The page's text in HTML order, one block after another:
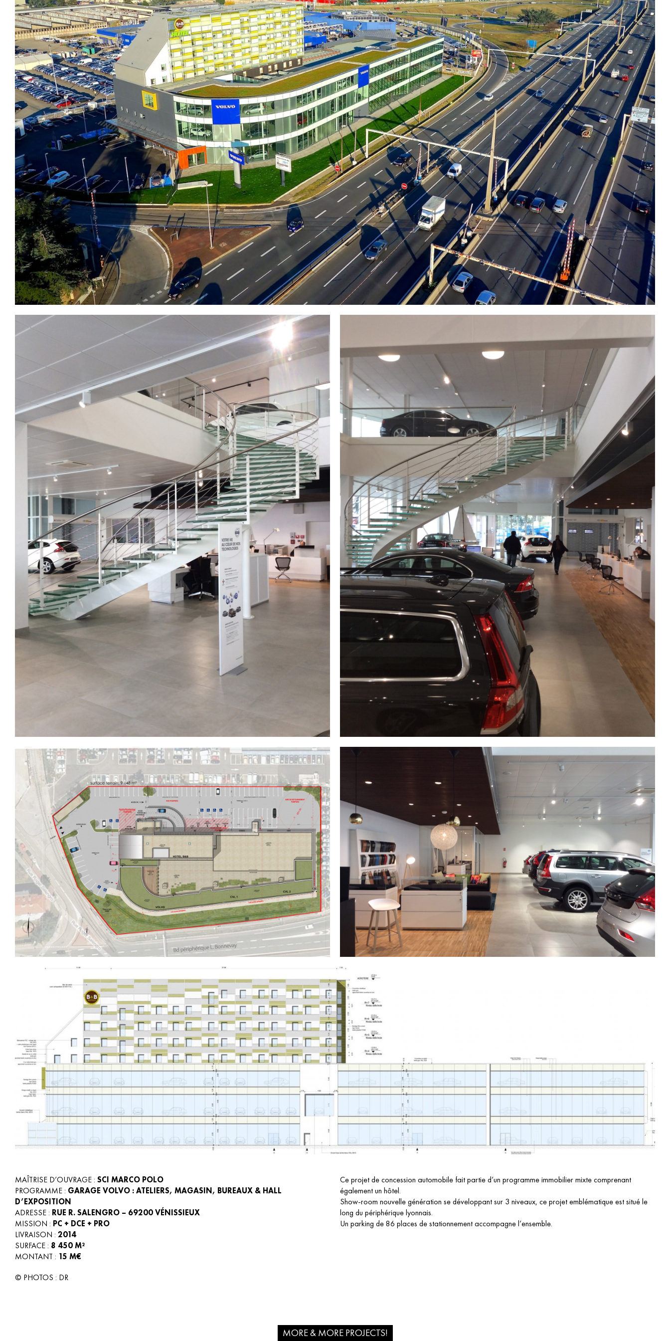
MAÎTRISE D’OUVRAGE : SCI MARCO POLO
PROGRAMME : GARAGE VOLVO : ATELIERS, MAGASIN, BUREAUX & HALL
D’EXPOSITION
ADRESSE : RUE R. SALENGRO – 69200 VÉNISSIEUX
MISSION : PC + DCE + PRO
LIVRAISON : 2014
SURFACE : 8 450 M²
MONTANT : 15 M€
© PHOTOS : DR
Ce projet de concession automobile fait partie d’un programme immobilier mixte comprenant
également un hôtel.
Show-room nouvelle génération se développant sur 3 niveaux, ce projet emblématique est situé le
long du périphérique lyonnais.
Un parking de 86 places de stationnement accompagne l’ensemble.
MORE & MORE PROJECTS!